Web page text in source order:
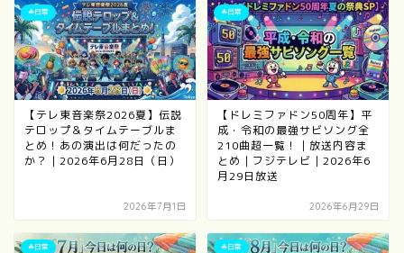
☘日常
【テレ東音楽祭2026夏】伝説
テロップ＆タイムテーブルま
とめ！あの演出は何だったの
か？｜2026年6月28日（日）
2026年7月1日
☘日常
【ドレミファドン50周年】平
成・令和の最強サビソング全
210曲超一覧！｜放送内容ま
とめ｜フジテレビ｜2026年6
月29日放送
2026年6月29日
☘日常 ☘日常